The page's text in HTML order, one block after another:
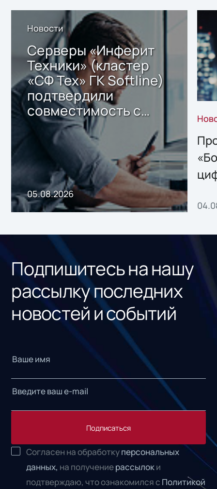
Новости
Серверы «Инферит
Техники» (кластер
«СФ Тех» ГК Softline)
подтвердили
совместимость с
решением Sharx
Storage 2.x для
хранения данных
05.08.2026
Подпишитесь на нашу
рассылку последних
новостей и событий
Подписаться
Согласен на обработкуперсональных
данных, на получениерассылоки
подтверждаю, что ознакомился с Политикой